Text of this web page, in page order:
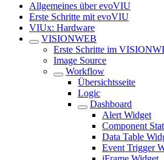
Allgemeines über evoVIU
Erste Schritte mit evoVIU
VIUx: Hardware
VISIONWEB
Erste Schritte im
Image Source
Workflow
Übersichtsseite
Logic
Dashboard
Alert Widget
Component
Data Table
Event Trigger